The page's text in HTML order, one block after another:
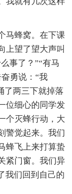
马蜂窝。在下课
上望了望大声叫
事了？”“有马
勇说：“我
了两三下就掉落
位细心的同学发
个灭蜂行动，大
警觉起来。我们
蜂飞上来打算蛰
紧门窗。我们异
我们回到自己的